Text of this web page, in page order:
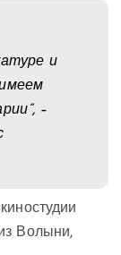
и
–
Волыни,